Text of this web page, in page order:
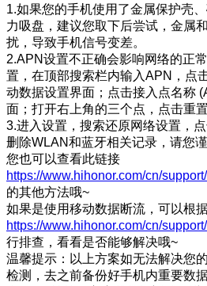
1.如果您的手机使用了金属保护壳
力吸盘，建议您取下后尝试，金属
扰，导致手机信号变差。
2.APN设置不正确会影响网络的正
置，在顶部搜索栏内输入APN，点
动数据设置界面；点击接入点名称
面；打开右上角的三个点，点击重
3.进入设置，搜索还原网络设置，
删除WLAN和蓝牙相关记录，请您谨
您也可以查看此链接
https://www.hihonor.com/cn/
的其他方法哦~
如果是使用移动数据断流，可以根
https://www.hihonor.com/cn/
行排查，看看是否能够解决哦~
温馨提示：以上方案如无法解决您
检测，去之前备份好手机内重要数